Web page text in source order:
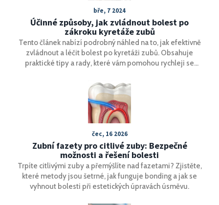
bře, 7 2024
Účinné způsoby, jak zvládnout bolest po
zákroku kyretáže zubů
Tento článek nabízí podrobný náhled na to, jak efektivně
zvládnout a léčit bolest po kyretáži zubů. Obsahuje
praktické tipy a rady, které vám pomohou rychleji se
osvědčené metody, jak péče o ústní dutinu po zákroku
může podpořit hojení a co dělat pro zajištění optimální
ústní hygieny v tomto kritickém období.
čec, 16 2026
Zubní fazety pro citlivé zuby: Bezpečné
možnosti a řešení bolesti
Trpíte citlivými zuby a přemýšlíte nad fazetami? Zjistěte,
které metody jsou šetrné, jak funguje bonding a jak se
vyhnout bolesti při estetických úpravách úsměvu.